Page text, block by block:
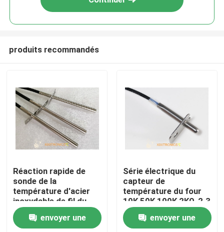
Maison
Produits
Au sujet de nous
produits recommandés
Réaction rapide de
sonde de la
température d'acier
inoxydable de fil du
capteur 3 de RDT
PT100 pour la série
envoyer une
Série électrique du
capteur de
température du four
10K 50K 100K 2KΩ-2.3
MΩ MFT-F
envoyer une